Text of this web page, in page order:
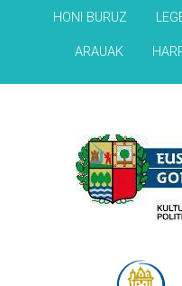
HONI BURUZ
ARAUAK